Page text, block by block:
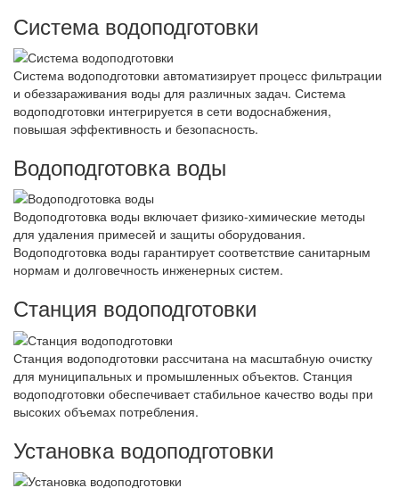
Система водоподготовки
Система водоподготовки автоматизирует процесс фильтрации
и обеззараживания воды для различных задач. Система
водоподготовки интегрируется в сети водоснабжения,
повышая эффективность и безопасность.
Водоподготовка воды
Водоподготовка воды включает физико-химические методы
для удаления примесей и защиты оборудования.
Водоподготовка воды гарантирует соответствие санитарным
нормам и долговечность инженерных систем.
Станция водоподготовки
Станция водоподготовки рассчитана на масштабную очистку
для муниципальных и промышленных объектов. Станция
водоподготовки обеспечивает стабильное качество воды при
высоких объемах потребления.
Установка водоподготовки